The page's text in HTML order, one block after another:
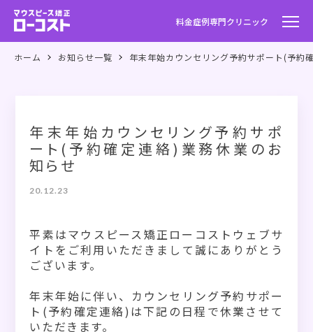
料金症例専門クリニック
ホーム お知らせ一覧 年末年始カウンセリング予約サポート(予約
年末年始カウンセリング予約サポ
ート(予約確定連絡)業務休業のお
知らせ
20.12.23
平素はマウスピース矯正ローコストウェブサ
イトをご利用いただきまして誠にありがとう
ございます。
年末年始に伴い、カウンセリング予約サポー
ト(予約確定連絡)は下記の日程で休業させて
いただきます。